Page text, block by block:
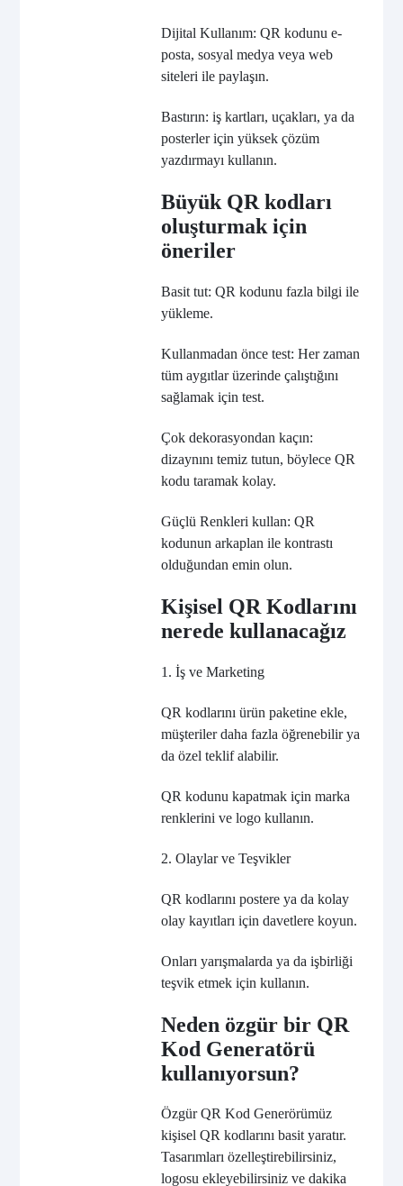
Dijital Kullanım: QR kodunu e-
posta, sosyal medya veya web
siteleri ile paylaşın.
Bastırın: iş kartları, uçakları, ya da
posterler için yüksek çözüm
yazdırmayı kullanın.
Büyük QR kodları
oluşturmak için
öneriler
Basit tut: QR kodunu fazla bilgi ile
yükleme.
Kullanmadan önce test: Her zaman
tüm aygıtlar üzerinde çalıştığını
sağlamak için test.
Çok dekorasyondan kaçın:
dizaynını temiz tutun, böylece QR
kodu taramak kolay.
Güçlü Renkleri kullan: QR
kodunun arkaplan ile kontrastı
olduğundan emin olun.
Kişisel QR Kodlarını
nerede kullanacağız
1. İş ve Marketing
QR kodlarını ürün paketine ekle,
müşteriler daha fazla öğrenebilir ya
da özel teklif alabilir.
QR kodunu kapatmak için marka
renklerini ve logo kullanın.
2. Olaylar ve Teşvikler
QR kodlarını postere ya da kolay
olay kayıtları için davetlere koyun.
Onları yarışmalarda ya da işbirliği
teşvik etmek için kullanın.
Neden özgür bir QR
Kod Generatörü
kullanıyorsun?
Özgür QR Kod Generörümüz
kişisel QR kodlarını basit yaratır.
Tasarımları özelleştirebilirsiniz,
logosu ekleyebilirsiniz ve dakika